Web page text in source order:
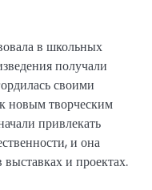
в школьных
получали
своими
новым творческим
привлекать
и она
и проектах.